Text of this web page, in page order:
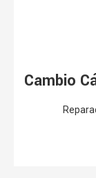
Cambio